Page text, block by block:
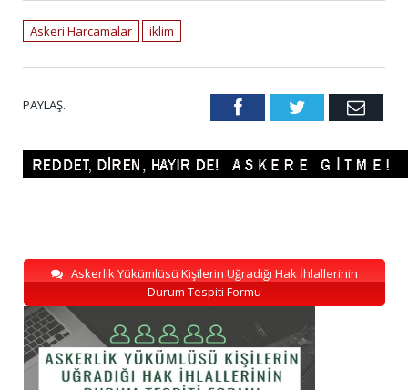
Askeri Harcamalar iklim
PAYLAŞ. FacebookTwitter Email
Askerlik Yükümlüsü Kişilerin Uğradığı Hak İhlallerinin
Durum Tespiti Formu